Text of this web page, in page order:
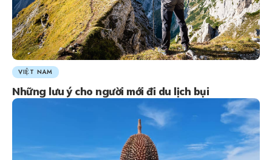
VIỆT NAM
Những lưu ý cho người mới đi du lịch bụi